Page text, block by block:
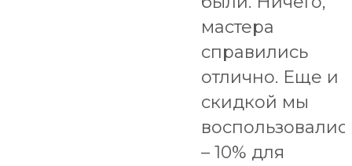
мастера
справились
отлично. Еще и
скидкой мы
– 10% для